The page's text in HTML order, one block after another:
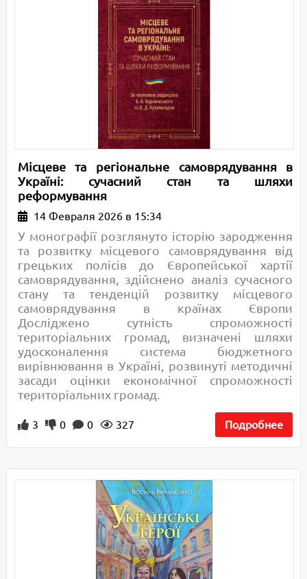
Місцеве та регіональне самоврядування в
Україні: сучасний стан та шляхи
реформування
14 Февраля 2026 в 15:34
У монографії розглянуто історію зародження
та розвитку місцевого самоврядування від
грецьких полісів до Європейської хартії
самоврядування, здійснено аналіз сучасного
стану та тенденцій розвитку місцевого
самоврядування в країнах Європи
Досліджено сутність спроможності
територіальних громад, визначені шляхи
удосконалення система бюджетного
вирівнювання в Україні, розвинуті методичні
засади оцінки економічної спроможності
територіальних громад.
3 0 0 327 Подробнее